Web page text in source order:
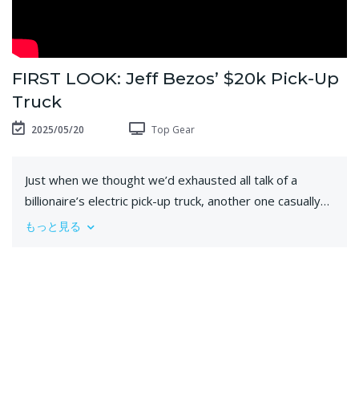
FIRST LOOK: Jeff Bezos’ $20k Pick-Up
Truck
2025/05/20 Top Gear
Just when we thought we’d exhausted all talk of a
billionaire’s electric pick-up truck, another one casually
slides into the chat. Only this one (backed by Amazon’s
もっと見る